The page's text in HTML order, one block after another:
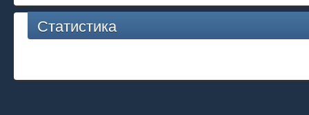
Статистика